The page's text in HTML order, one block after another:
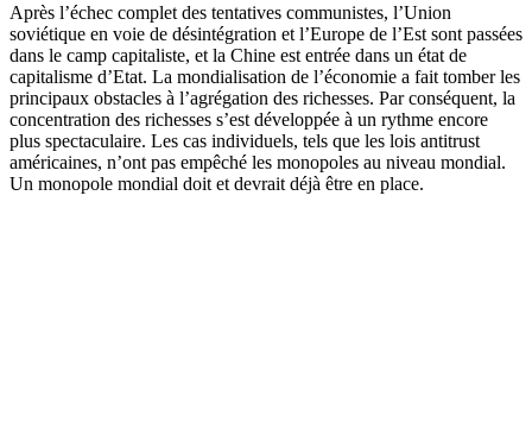
Après l’échec complet des tentatives communistes, l’Union
soviétique en voie de désintégration et l’Europe de l’Est sont passées
dans le camp capitaliste, et la Chine est entrée dans un état de
capitalisme d’Etat. La mondialisation de l’économie a fait tomber les
principaux obstacles à l’agrégation des richesses. Par conséquent, la
concentration des richesses s’est développée à un rythme encore
plus spectaculaire. Les cas individuels, tels que les lois antitrust
américaines, n’ont pas empêché les monopoles au niveau mondial.
Un monopole mondial doit et devrait déjà être en place.